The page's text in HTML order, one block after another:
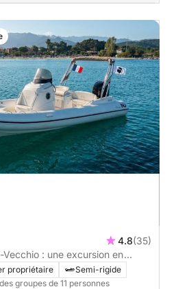
4.8(35)
: une excursion en
propriétaire
Semi-rigide
groupes de 11 personnes